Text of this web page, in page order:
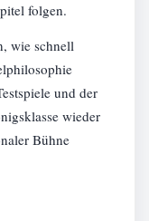
folgen.
wie schnell
und der
wieder
Bühne